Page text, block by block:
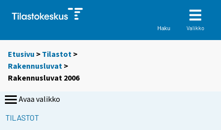
Haku Valikko
Etusivu > Tilastot >
Rakennusluvat >
Rakennusluvat 2006
Avaa valikko
TILASTOT